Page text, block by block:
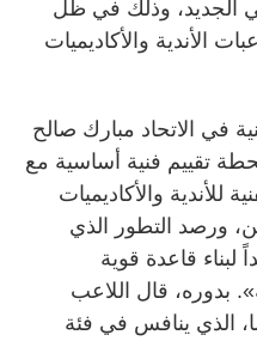
الجديد، وذلك في ظل
الأندية والأكاديميات
في الاتحاد مبارك صالح
تقييم فنية أساسية مع
للأندية والأكاديميات
ورصد التطور الذي
لبناء قاعدة قوية
بدوره، قال اللاعب
الذي ينافس في فئة